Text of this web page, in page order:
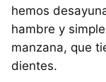
hemos
hambre y
manzana, que
dientes.